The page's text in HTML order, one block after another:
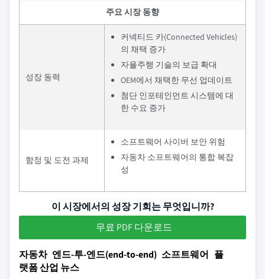
주요 시장 동향
성장 동력
커넥티드 카(Connected Vehicles)
의 채택 증가
자율주행 기술의 보급 확대
OEM에서 채택한 무선 업데이트
첨단 인포테인먼트 시스템에 대
한 수요 증가
함정 및 도전 과제
소프트웨어 사이버 보안 위험
자동차 소프트웨어의 통합 복잡
성
이 시장에서의 성장 기회는 무엇입니까?
무료 PDF 다운로드
자동차 엔드-투-엔드(end-to-end) 소프트웨어 플
랫폼 산업 뉴스